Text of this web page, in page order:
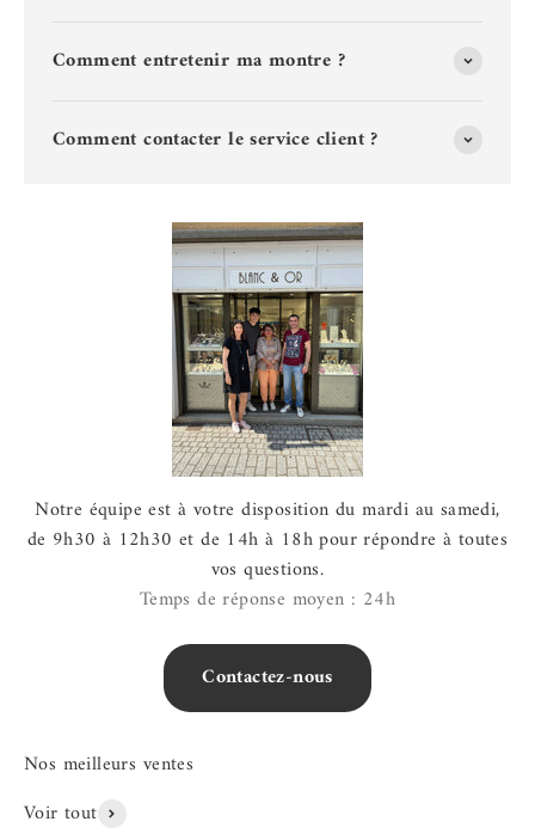
Comment entretenir ma montre ?
Comment contacter le service client ?
Notre équipe est à votre disposition du mardi au samedi,
de 9h30 à 12h30 et de 14h à 18h pour répondre à toutes
vos questions.
Temps de réponse moyen : 24h
Contactez-nous
Voir tout